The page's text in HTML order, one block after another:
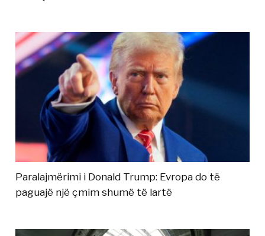
Paralajmërimi i Donald Trump: Evropa do të
paguajë një çmim shumë të lartë